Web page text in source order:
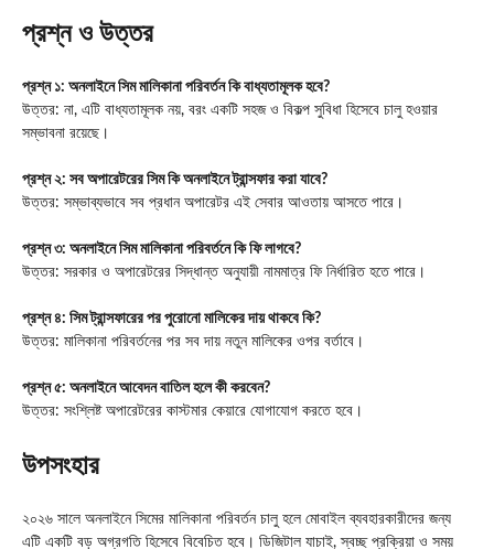
প্রশ্ন ও উত্তর
প্রশ্ন ১: অনলাইনে সিম মালিকানা পরিবর্তন কি বাধ্যতামূলক হবে?
উত্তর: না, এটি বাধ্যতামূলক নয়, বরং একটি সহজ ও বিকল্প সুবিধা হিসেবে চালু হওয়ার
সম্ভাবনা রয়েছে।
প্রশ্ন ২: সব অপারেটরের সিম কি অনলাইনে ট্রান্সফার করা যাবে?
উত্তর: সম্ভাব্যভাবে সব প্রধান অপারেটর এই সেবার আওতায় আসতে পারে।
প্রশ্ন ৩: অনলাইনে সিম মালিকানা পরিবর্তনে কি ফি লাগবে?
উত্তর: সরকার ও অপারেটরের সিদ্ধান্ত অনুযায়ী নামমাত্র ফি নির্ধারিত হতে পারে।
প্রশ্ন ৪: সিম ট্রান্সফারের পর পুরোনো মালিকের দায় থাকবে কি?
উত্তর: মালিকানা পরিবর্তনের পর সব দায় নতুন মালিকের ওপর বর্তাবে।
প্রশ্ন ৫: অনলাইনে আবেদন বাতিল হলে কী করবেন?
উত্তর: সংশ্লিষ্ট অপারেটরের কাস্টমার কেয়ারে যোগাযোগ করতে হবে।
উপসংহার
২০২৬ সালে অনলাইনে সিমের মালিকানা পরিবর্তন চালু হলে মোবাইল ব্যবহারকারীদের জন্য
এটি একটি বড় অগ্রগতি হিসেবে বিবেচিত হবে। ডিজিটাল যাচাই, স্বচ্ছ প্রক্রিয়া ও সময়